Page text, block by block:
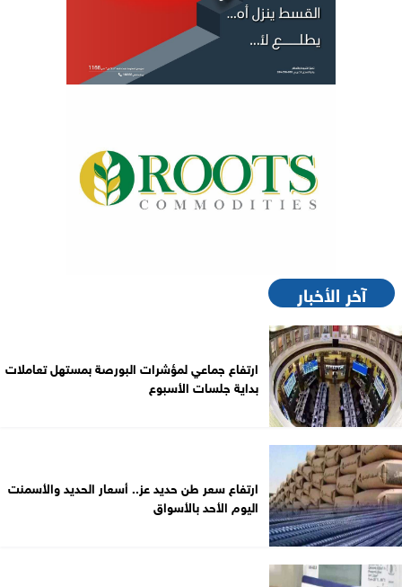
آخر الأخبار
ارتفاع جماعي لمؤشرات البورصة بمستهل تعاملات
بداية جلسات الأسبوع
ارتفاع سعر طن حديد عز.. أسعار الحديد والأسمنت
اليوم الأحد بالأسواق